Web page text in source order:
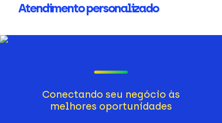
Atendimento personalizado
Conectando seu negócio às
melhores oportunidades